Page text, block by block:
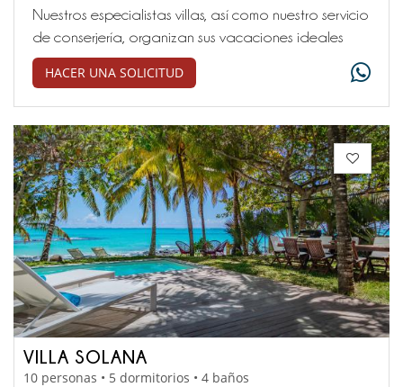
Nuestros especialistas villas, así como nuestro servicio
de conserjería, organizan sus vacaciones ideales
HACER UNA SOLICITUD
VILLA SOLANA
10 personas • 5 dormitorios • 4 baños